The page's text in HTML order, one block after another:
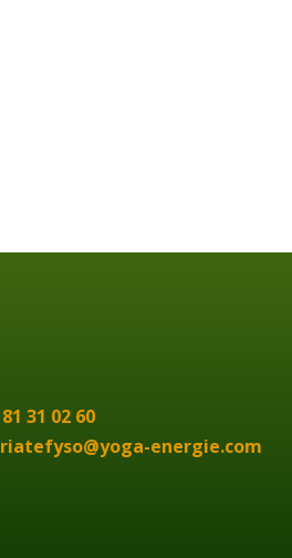
31 02 60
energie.com